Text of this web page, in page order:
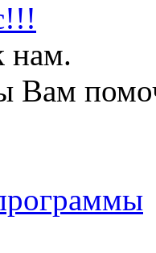
нам.
Вам